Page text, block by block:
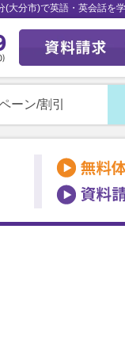
(大分市)で英語・英会話を
ーン/割引